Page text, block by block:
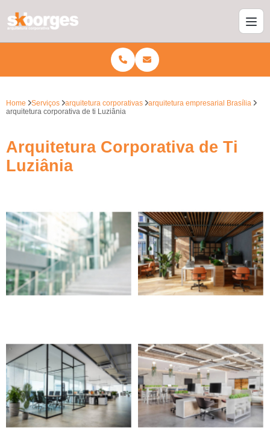
Home Serviços arquitetura corporativas
arquitetura empresarial Brasília
arquitetura corporativa de ti Luziânia
Arquitetura Corporativa de Ti
Luziânia